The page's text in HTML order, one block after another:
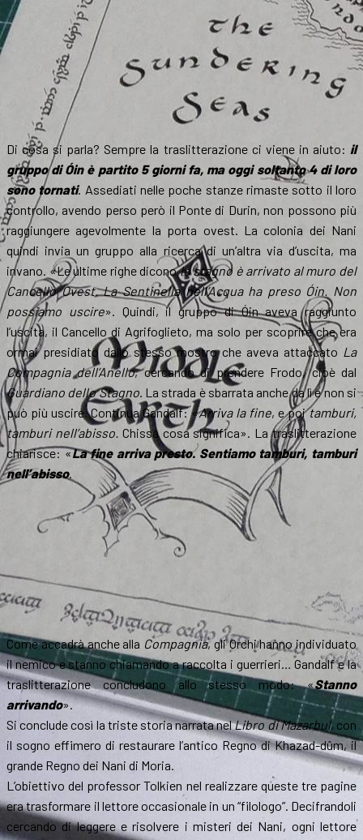
Di cosa si parla? Sempre la traslitterazione ci viene in aiuto: il
gruppo di Óin è partito 5 giorni fa, ma oggi soltanto 4 di loro
sono tornati. Assediati nelle poche stanze rimaste sotto il loro
controllo, avendo perso però il Ponte di Durin, non possono più
raggiungere agevolmente la porta ovest. La colonia dei Nani
quindi invia un gruppo alla ricerca di un’altra via d’uscita, ma
invano. «Le ultime righe diconolo stagno è arrivato al muro del
Cancello Ovest. La Sentinella nell’Acqua ha preso Óin. Non
possiamo uscire». Quindi, il gruppo di Óin aveva raggiunto
l’uscita, il Cancello di Agrifoglieto, ma solo per scoprire che era
ormai presidiato dallo stesso mostro che aveva attaccato La
Compagnia dell’Anello, cercando di prendere Frodo, cioè dal
Guardiano dello Stagno. La strada è sbarrata anche da lì e non si
può più uscire. Continua Gandalf: «Arriva la fine, e poitamburi,
tamburi nell’abisso.Chissà cosa significa». La traslitterazione
chiarisce: «La fine arriva presto. Sentiamo tamburi, tamburi
nell’abisso.
Come accadrà anche alla Compagnia, gli Orchi hanno individuato
il nemico e stanno chiamando a raccolta i guerrieri… Gandalf e la
traslitterazione concludono allo stesso modo: «Stanno
arrivando».
Si conclude così la triste storia narrata nelLibro di Mazarbul, con
il sogno effimero di restaurare l’antico Regno di Khazad-dûm, il
grande Regno dei Nani di Moria.
L’obiettivo del professor Tolkien nel realizzare queste tre pagine
era trasformare il lettore occasionale in un “filologo”. Decifrandoli
cercando di leggere e risolvere i misteri dei Nani, ogni lettore